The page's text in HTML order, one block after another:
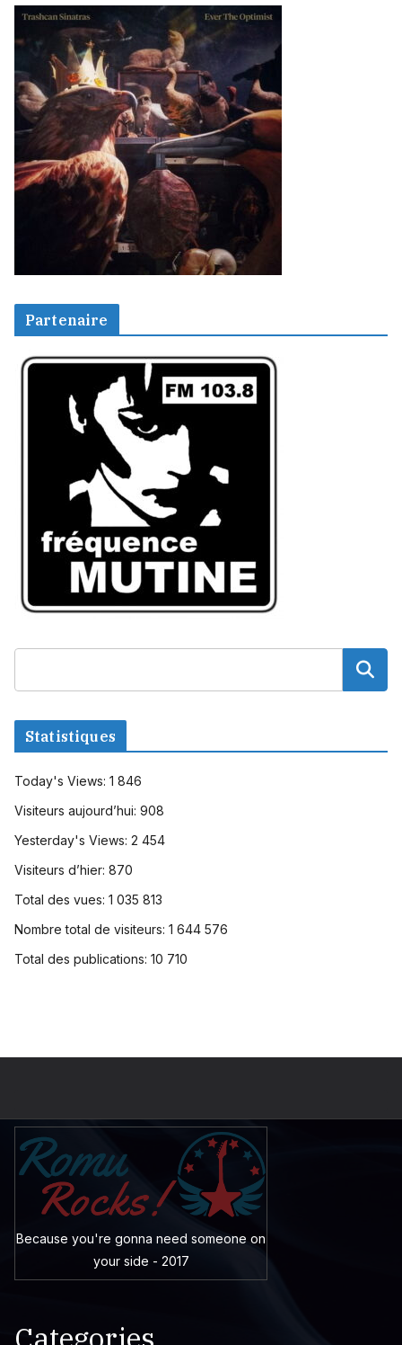
Partenaire
Statistiques
Today's Views: 1 846
Visiteurs aujourd’hui: 908
Yesterday's Views: 2 454
Visiteurs d’hier: 870
Total des vues: 1 035 813
Nombre total de visiteurs: 1 644 576
Total des publications: 10 710
Because you're gonna need someone on
your side - 2017